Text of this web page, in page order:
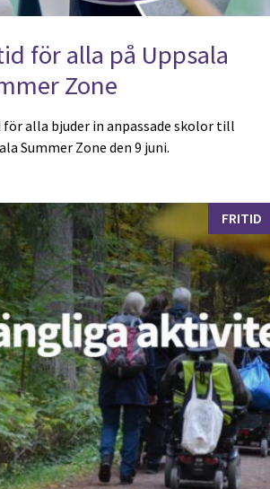
för alla på Uppsala
Zone
för alla bjuder in anpassade skolor till
Summer Zone den 9 juni.
FRITID